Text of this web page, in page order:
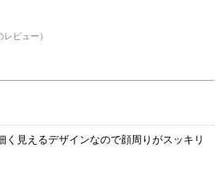
レビュー）
く見えるデザインなので顔周りがスッキリ